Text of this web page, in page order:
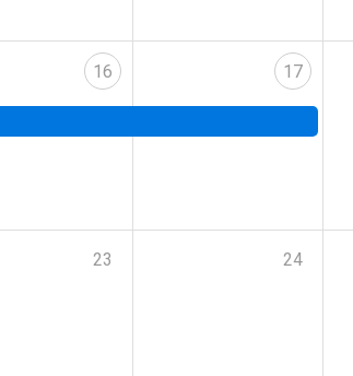
16 17
23 24